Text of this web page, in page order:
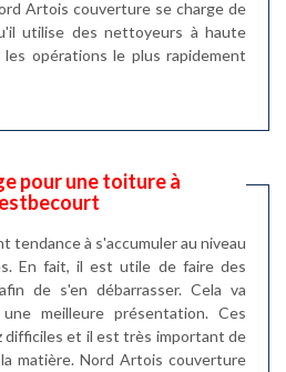
Artois couverture se charge de
utilise des nettoyeurs à haute
opérations le plus rapidement
pour une toiture à
tendance à s'accumuler au niveau
En fait, il est utile de faire des
de s'en débarrasser. Cela va
meilleure présentation. Ces
difficiles et il est très important de
matière. Nord Artois couverture